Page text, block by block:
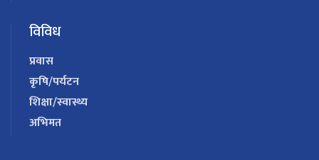
विविध
प्रवास
कृषि/पर्यटन
शिक्षा/स्वास्थ्य
अभिमत